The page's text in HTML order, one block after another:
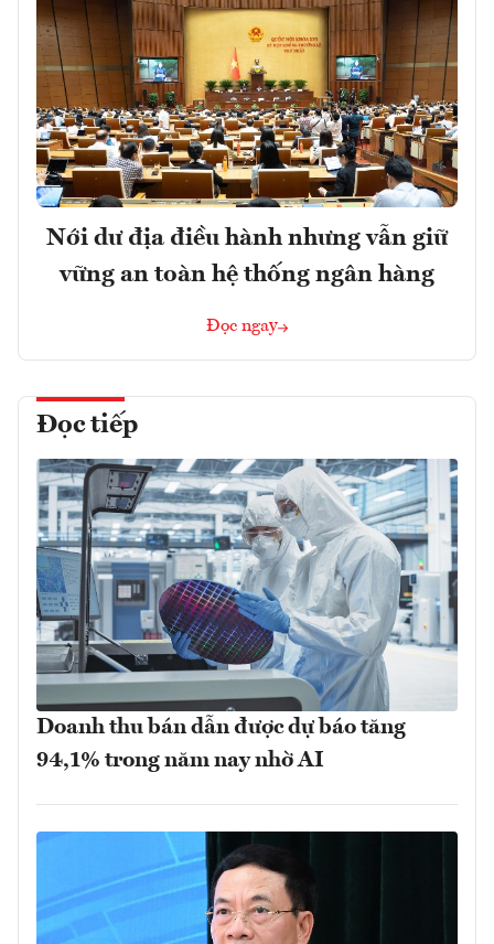
Nới dư địa điều hành nhưng vẫn giữ
vững an toàn hệ thống ngân hàng
Đọc ngay
Đọc tiếp
Doanh thu bán dẫn được dự báo tăng
94,1% trong năm nay nhờ AI